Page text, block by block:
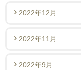
2022年12月
2022年11月
2022年9月